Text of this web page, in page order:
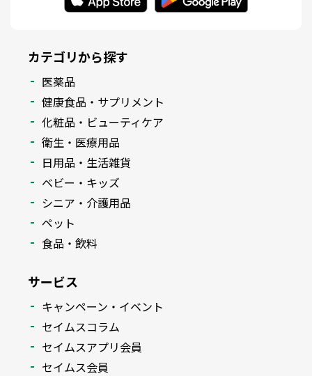
カテゴリから探す
医薬品
健康食品・サプリメント
化粧品・ビューティケア
衛生・医療用品
日用品・生活雑貨
ベビー・キッズ
シニア・介護用品
ペット
食品・飲料
サービス
キャンペーン・イベント
セイムスコラム
セイムスアプリ会員
セイムス会員